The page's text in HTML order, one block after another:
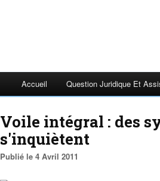
Accueil Question Juridique Et
Voile intégral : des
s'inquiètent
Publié le 4 Avril 2011